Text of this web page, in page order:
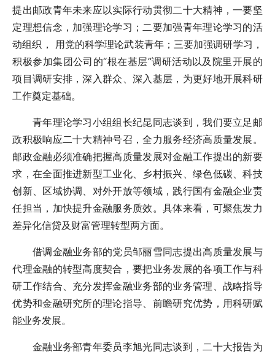
提出邮政青年未来应以实际行动贯彻二十大精神，一要坚
定理想信念，加强理论学习；二要加强青年理论学习的活
动组织， 用党的科学理论武装青年；三要加强调研学习，
积极参加集团公司的“根在基层”调研活动以及院里开展的
项目调研安排，深入群众、深入基层，为更好地开展科研
工作奠定基础。
青年理论学习小组组长纪昆同志谈到，我们要立足邮
政积极响应二十大精神号召，全力服务经济高质量发展。
邮政金融必须准确把握高质量发展对金融工作提出的新要
求，在全面推进新型工业化、乡村振兴、绿色低碳、科技
创新、区域协调、对外开放等领域，践行国有金融企业责
任担当，加快提升金融服务质效。具体来看，可聚焦发力
差异化信贷及财富管理转型两方面。
借调金融业务部的党员邹丽雪同志提出高质量发展与
代理金融的转型高度契合，要把业务发展的各项工作与科
研工作结合、充分发挥金融业务部的业务管理、战略指导
优势和金融研究所的理论指导、前瞻研究优势，用科研赋
能业务发展。
金融业务部青年委员李旭光同志谈到，二十大报告为